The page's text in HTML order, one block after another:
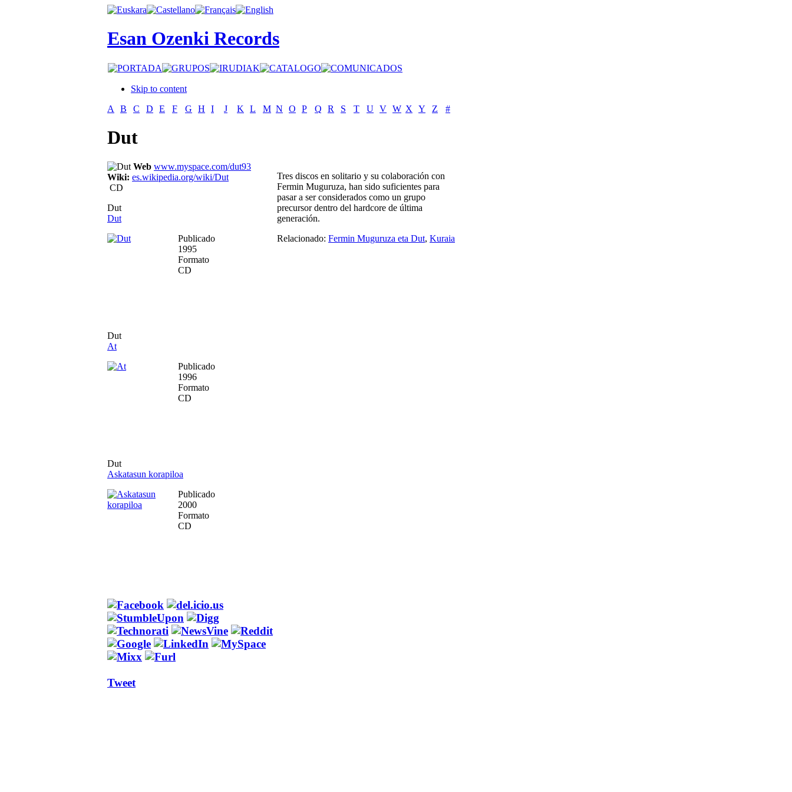
Esan Ozenki Records
Skip to content
A
B C D E F G H I J K L M N O P Q R S T U V W X Y Z #
Dut
Web www.myspace.com/dut93
Wiki: es.wikipedia.org/wiki/Dut
CD
Dut
Dut
Publicado
1995
Formato
CD
Dut
At
Publicado
1996
Formato
CD
Dut
Askatasun korapiloa
Publicado
2000
Formato
CD
Tweet
Tres discos en solitario y su colaboración con
Fermin Muguruza, han sido suficientes para
pasar a ser considerados como un grupo
precursor dentro del hardcore de última
generación.
Relacionado: Fermin Muguruza eta Dut, Kuraia